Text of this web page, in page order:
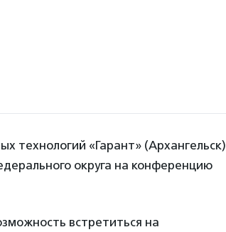
технологий «Гарант» (Архангельск)
округа на конференцию
встретиться на